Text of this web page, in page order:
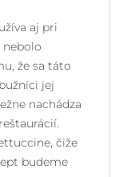
aj pri
nebolo
že sa táto
jej
nachádza
čiže
budeme